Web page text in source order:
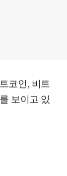
코인, 비트
보이고 있